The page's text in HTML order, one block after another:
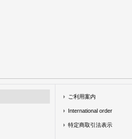
ご利用案内
International order
特定商取引法表示